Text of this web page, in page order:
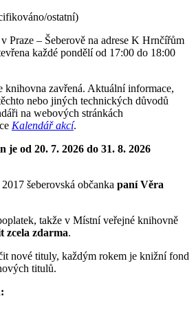
ostatní)
Praze – Šeberově na adrese K Hrnčířům
každé pondělí od 17:00 do 18:00
knihovna zavřená. Aktuální informace,
nebo jiných technických důvodů
na webových stránkách
Kalendář akcí.
je od 20. 7. 2026 do 31. 8. 2026
šeberovská občanka paní Věra
takže v Místní veřejné knihovně
zcela zdarma.
nové tituly, každým rokem je knižní fond
titulů.